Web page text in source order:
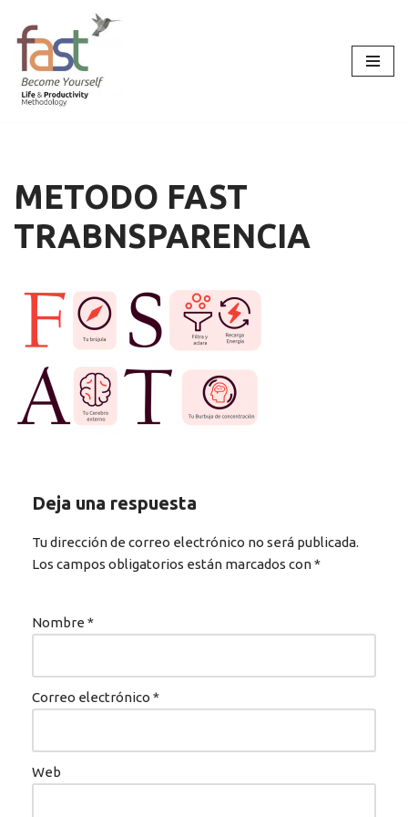
Saltar
al
contenido
METODO FAST
TRABNSPARENCIA
Deja una respuesta
Tu dirección de correo electrónico no será publicada.
Los campos obligatorios están marcados con*
Nombre *
Correo electrónico *
Web